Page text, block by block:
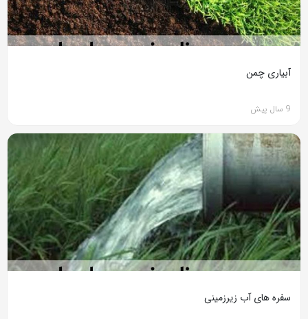
آبیاری چمن
9 سال پیش
سفره های آب زیرزمینی